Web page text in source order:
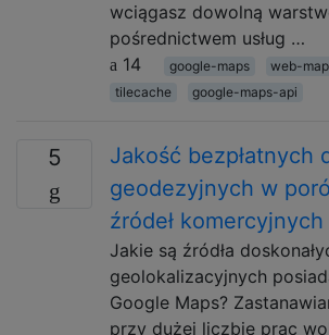
wciągasz dowolną
pośrednictwem usług …
14
google-maps web-
tilecache
google-maps-api
5
Jakość bezpłatnych
geodezyjnych w
źródeł komercyjnych
Jakie są źródła
geolokalizacyjnych
Google Maps?
przy dużej liczbie prac